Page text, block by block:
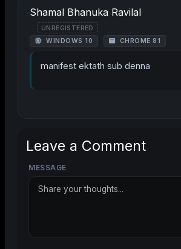
Shamal Bhanuka Ravilal
UNREGISTERED
WINDOWS 10 CHROME 81
manifest ektath sub denna
Leave a Comment
MESSAGE